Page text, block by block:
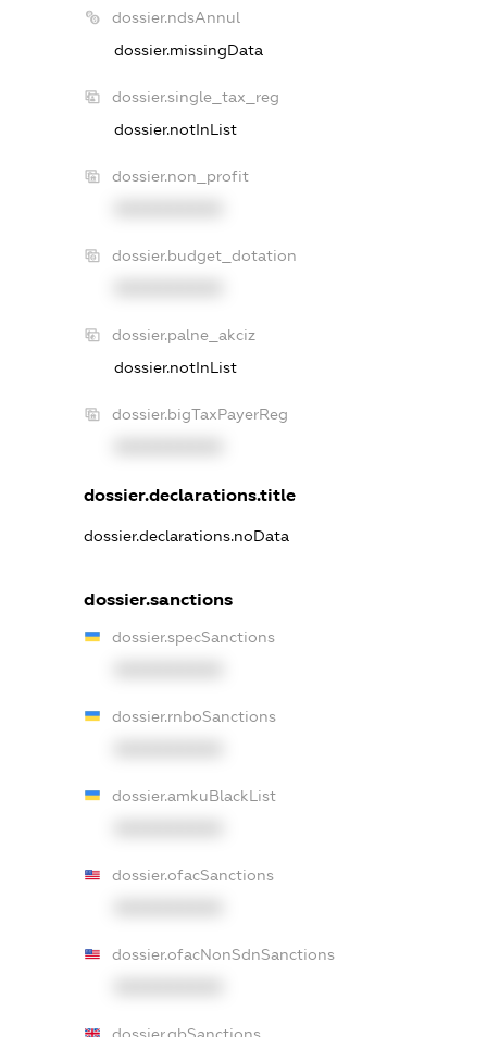
dossier.ndsAnnul
dossier.missingData
dossier.single_tax_reg
dossier.notInList
dossier.non_profit
dossier.budget_dotation
dossier.palne_akciz
dossier.notInList
dossier.bigTaxPayerReg
dossier.declarations.title
dossier.declarations.noData
dossier.sanctions
dossier.specSanctions
dossier.rnboSanctions
dossier.amkuBlackList
dossier.ofacSanctions
dossier.ofacNonSdnSanctions
dossier.gbSanctions